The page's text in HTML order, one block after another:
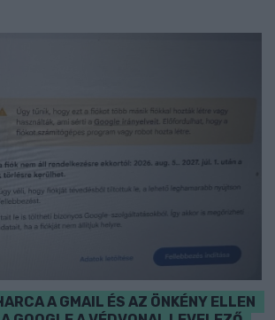
A GMAIL ÉS AZ ÖNKÉNY ELLEN